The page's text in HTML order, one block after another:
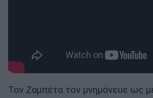
Τον Ζαμπέτα τον μνημόνευε ως